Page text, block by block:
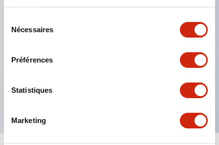
Nécessaires
Préférences
Statistiques
Marketing
Structure séparée adoptant un mécanisme de
levier de verrouillage amovible par baïonnette.
La structure de protection est de type résistant
aux jets d’eau, IP65 (IEC 60529). (Le buzzer est
Produits certifiés UL, CSA et conformes aux
normes EN. (Sauf buzzer)